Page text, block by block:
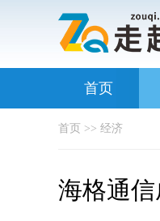
首页
首页 >> 经济
海格通